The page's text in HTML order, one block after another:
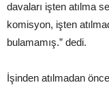
davaları işten atılma
komisyon, işten
bulamamış.” dedi.
İşinden atılmadan